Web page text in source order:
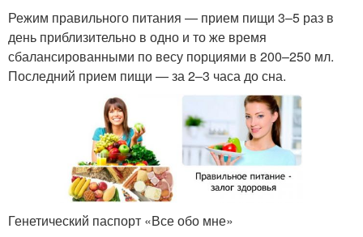
Режим правильного питания — прием пищи 3–5 раз в
день приблизительно в одно и то же время
сбалансированными по весу порциями в 200–250 мл.
Последний прием пищи — за 2–3 часа до сна.
Генетический паспорт «Все обо мне»